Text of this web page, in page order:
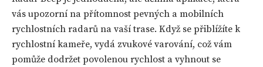
vás upozorní na přítomnost pevných a mobilních
rychlostních radarů na vaší trase. Když se přiblížíte k
rychlostní kameře, vydá zvukové varování, což vám
pomůže dodržet povolenou rychlost a vyhnout se